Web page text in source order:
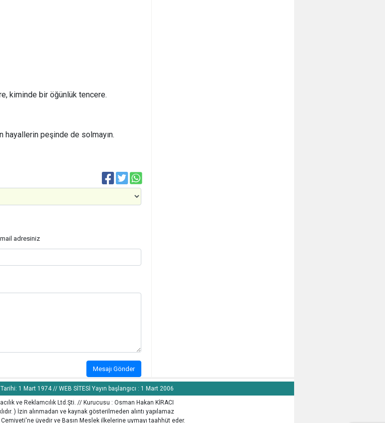
kiminde bir öğünlük tencere.
peşinde de solmayın.
adresiniz
Mesajı Gönder
Tarihi: 1 Mart 1974 // WEB SİTESİ Yayın başlangıcı : 1 Mart 2006
ve Reklamcılık Ltd.Şti. // Kurucusu : Osman Hakan KİRACI
) İzin alınmadan ve kaynak gösterilmeden alıntı yapılamaz
üyedir ve Basın Meslek ilkelerine uymayı taahhüt eder.